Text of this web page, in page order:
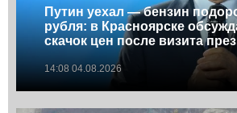
Путин уехал — бензин
рубля: в Красноярске
скачок цен после визита
14:08 04.08.2026